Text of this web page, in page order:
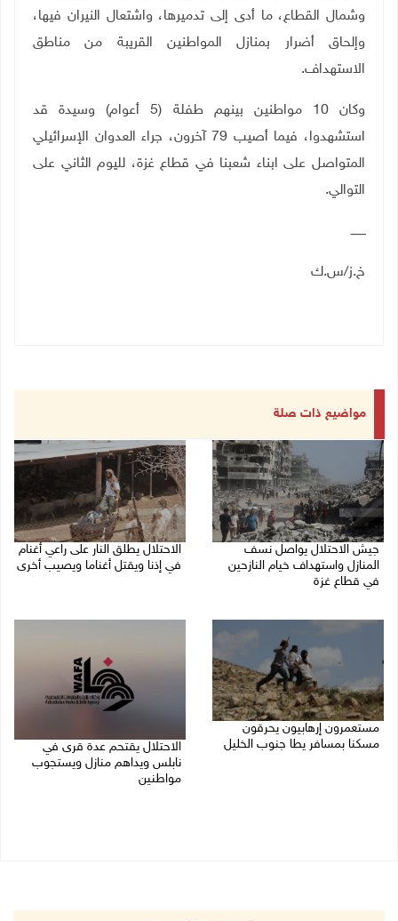
وشمال القطاع، ما أدى إلى تدميرها، واشتعال النيران فيها،
وإلحاق أضرار بمنازل المواطنين القريبة من مناطق
الاستهداف.
وكان 10 مواطنين بينهم طفلة (5 أعوام) وسيدة قد
استشهدوا، فيما أصيب 79 آخرون، جراء العدوان الإسرائيلي
المتواصل على ابناء شعبنا في قطاع غزة، لليوم الثاني على
التوالي.
ــــــــ
خ.ز/س.ك
مواضيع ذات صلة
جيش الاحتلال يواصل نسف
المنازل واستهداف خيام النازحين
في قطاع غزة
الاحتلال يطلق النار على راعي أغنام
في إذنا ويقتل أغناما ويصيب أخرى
مستعمرون إرهابيون يحرقون
مسكنا بمسافر يطا جنوب الخليل
الاحتلال يقتحم عدة قرى في
نابلس ويداهم منازل ويستجوب
مواطنين